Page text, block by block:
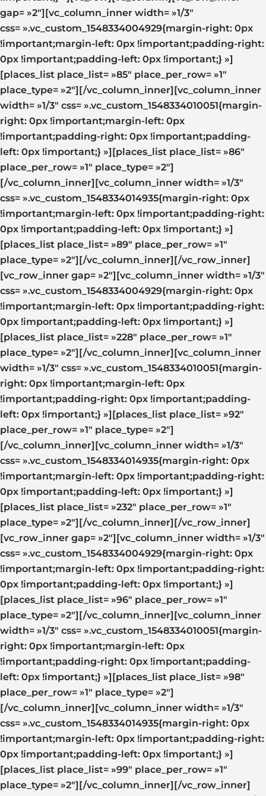
gap= »2″][vc_column_inner width= »1/3″
css= ».vc_custom_1548334004929{margin-right: 0px
!important;margin-left: 0px !important;padding-right:
0px !important;padding-left: 0px !important;} »]
[places_list place_list= »85″ place_per_row= »1″
place_type= »2″][/vc_column_inner][vc_column_inner
width= »1/3″ css= ».vc_custom_1548334010051{margin-
right: 0px !important;margin-left: 0px
!important;padding-right: 0px !important;padding-
left: 0px !important;} »][places_list place_list= »86″
place_per_row= »1″ place_type= »2″]
[/vc_column_inner][vc_column_inner width= »1/3″
css= ».vc_custom_1548334014935{margin-right: 0px
!important;margin-left: 0px !important;padding-right:
0px !important;padding-left: 0px !important;} »]
[places_list place_list= »89″ place_per_row= »1″
place_type= »2″][/vc_column_inner][/vc_row_inner]
[vc_row_inner gap= »2″][vc_column_inner width= »1/3″
css= ».vc_custom_1548334004929{margin-right: 0px
!important;margin-left: 0px !important;padding-right:
0px !important;padding-left: 0px !important;} »]
[places_list place_list= »228″ place_per_row= »1″
place_type= »2″][/vc_column_inner][vc_column_inner
width= »1/3″ css= ».vc_custom_1548334010051{margin-
right: 0px !important;margin-left: 0px
!important;padding-right: 0px !important;padding-
left: 0px !important;} »][places_list place_list= »92″
place_per_row= »1″ place_type= »2″]
[/vc_column_inner][vc_column_inner width= »1/3″
css= ».vc_custom_1548334014935{margin-right: 0px
!important;margin-left: 0px !important;padding-right:
0px !important;padding-left: 0px !important;} »]
[places_list place_list= »232″ place_per_row= »1″
place_type= »2″][/vc_column_inner][/vc_row_inner]
[vc_row_inner gap= »2″][vc_column_inner width= »1/3″
css= ».vc_custom_1548334004929{margin-right: 0px
!important;margin-left: 0px !important;padding-right:
0px !important;padding-left: 0px !important;} »]
[places_list place_list= »96″ place_per_row= »1″
place_type= »2″][/vc_column_inner][vc_column_inner
width= »1/3″ css= ».vc_custom_1548334010051{margin-
right: 0px !important;margin-left: 0px
!important;padding-right: 0px !important;padding-
left: 0px !important;} »][places_list place_list= »98″
place_per_row= »1″ place_type= »2″]
[/vc_column_inner][vc_column_inner width= »1/3″
css= ».vc_custom_1548334014935{margin-right: 0px
!important;margin-left: 0px !important;padding-right:
0px !important;padding-left: 0px !important;} »]
[places_list place_list= »99″ place_per_row= »1″
place_type= »2″][/vc_column_inner][/vc_row_inner]